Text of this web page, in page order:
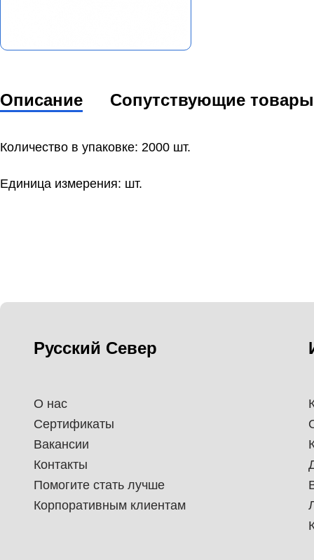
Описание Сопутствующие товары
Количество в упаковке: 2000 шт.
Единица измерения: шт.
Русский Север
О нас
Сертификаты
Вакансии
Контакты
Помогите стать лучше
Корпоративным клиентам